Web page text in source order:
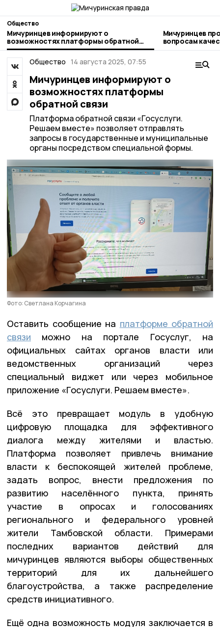
Общество
Мичуринцев информируют о
возможностях платформы обратной
связи
Мичуринцев
вопросам качества и
детских
Общество 14 августа 2025, 07:55
Мичуринцев информируют о
возможностях платформы
обратной связи
Платформа обратной связи «Госуслуги.
Решаем вместе» позволяет отправлять
запросы в государственные и муниципальные
органы посредством специальной формы.
Фото: Светлана Корчагина
Оставить сообщение на платформе обратной
связи можно на портале Госуслуг, на
официальных сайтах органов власти или
ведомственных организаций через
специальный виджет или через мобильное
приложение «Госуслуги. Решаем вместе».
Всё это превращает модуль в удобную
цифровую площадка для эффективного
диалога между жителями и властью.
Платформа позволяет привлечь внимание
власти к беспокоящей жителей проблеме,
задать вопрос, внести предложения по
развитию населённого пункта, принять
участие в опросах и голосованиях
регионального и федерального уровней
жители Тамбовской области. Примерами
последних вариантов действий для
мичуринцев являются выборы общественных
территорий для их дальнейшего
благоустройства, а также распределение
средств инициативного.
Ещё одна возможность модуля заключается в